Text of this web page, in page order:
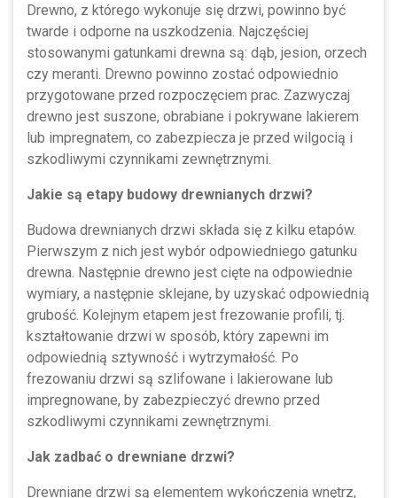
Drewno, z którego wykonuje się drzwi, powinno być
twarde i odporne na uszkodzenia. Najczęściej
stosowanymi gatunkami drewna są: dąb, jesion, orzech
czy meranti. Drewno powinno zostać odpowiednio
przygotowane przed rozpoczęciem prac. Zazwyczaj
drewno jest suszone, obrabiane i pokrywane lakierem
lub impregnatem, co zabezpiecza je przed wilgocią i
szkodliwymi czynnikami zewnętrznymi.
Jakie są etapy budowy drewnianych drzwi?
Budowa drewnianych drzwi składa się z kilku etapów.
Pierwszym z nich jest wybór odpowiedniego gatunku
drewna. Następnie drewno jest cięte na odpowiednie
wymiary, a następnie sklejane, by uzyskać odpowiednią
grubość. Kolejnym etapem jest frezowanie profili, tj.
kształtowanie drzwi w sposób, który zapewni im
odpowiednią sztywność i wytrzymałość. Po
frezowaniu drzwi są szlifowane i lakierowane lub
impregnowane, by zabezpieczyć drewno przed
szkodliwymi czynnikami zewnętrznymi.
Jak zadbać o drewniane drzwi?
Drewniane drzwi są elementem wykończenia wnętrz,